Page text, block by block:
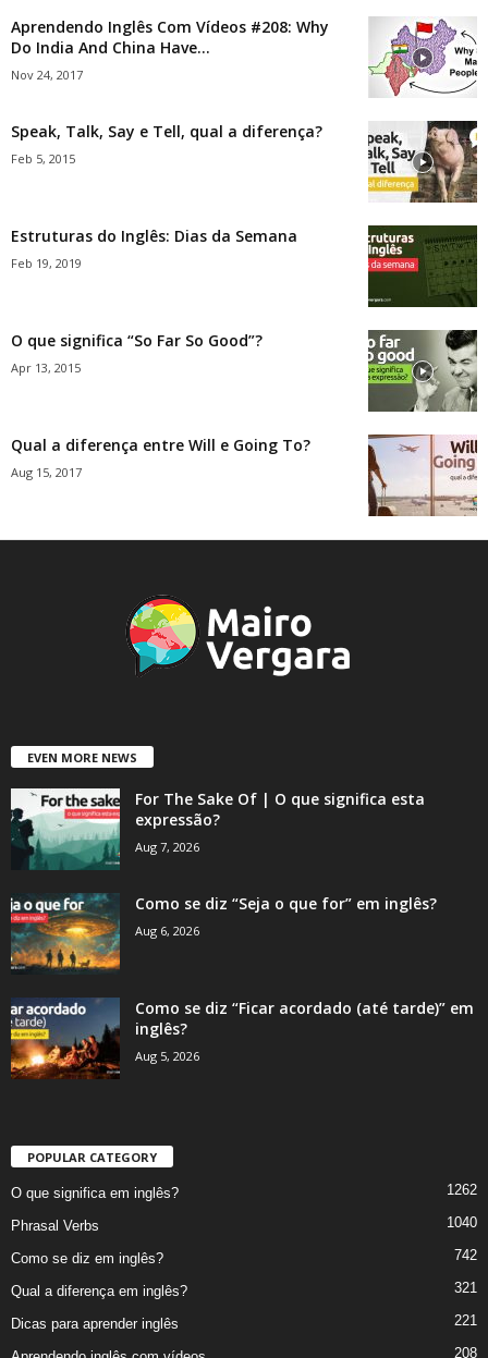
Aprendendo Inglês Com Vídeos #208: Why
Do India And China Have...
Nov 24, 2017
Speak, Talk, Say e Tell, qual a diferença?
Feb 5, 2015
Estruturas do Inglês: Dias da Semana
Feb 19, 2019
O que significa “So Far So Good”?
Apr 13, 2015
Qual a diferença entre Will e Going To?
Aug 15, 2017
EVEN MORE NEWS
For The Sake Of | O que significa esta
expressão?
Aug 7, 2026
Como se diz “Seja o que for” em inglês?
Aug 6, 2026
Como se diz “Ficar acordado (até tarde)” em
inglês?
Aug 5, 2026
POPULAR CATEGORY
O que significa em inglês? 1262
Phrasal Verbs 1040
Como se diz em inglês? 742
Qual a diferença em inglês? 321
Dicas para aprender inglês 221
208